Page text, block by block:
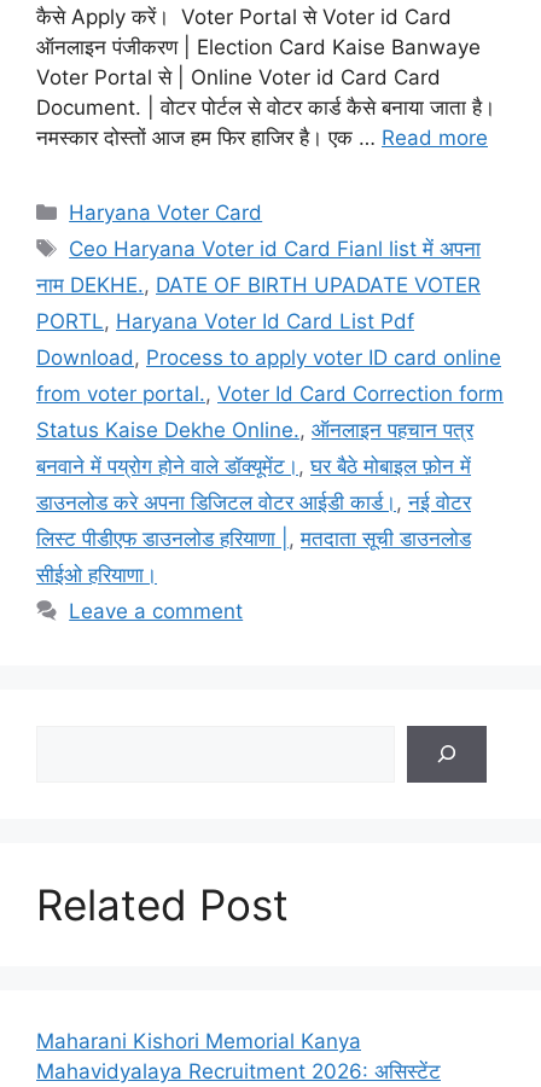
कैसे Apply करें। Voter Portal से Voter id Card
ऑनलाइन पंजीकरण | Election Card Kaise Banwaye
Voter Portal से | Online Voter id Card Card
Document. | वोटर पोर्टल से वोटर कार्ड कैसे बनाया जाता है।
नमस्कार दोस्तों आज हम फिर हाजिर है। एक … Read more
Categories
Haryana Voter Card
Tags
Ceo Haryana Voter id Card Fianl list में अपना
नाम DEKHE., DATE OF BIRTH UPADATE VOTER
PORTL, Haryana Voter Id Card List Pdf
Download , Process to apply voter ID card online
from voter portal., Voter Id Card Correction form
Status Kaise Dekhe Online., ऑनलाइन पहचान पत्र
बनवाने में पय्रोग होने वाले डॉक्यूमेंट। ,घर बैठे मोबाइल फ़ोन में
डाउनलोड करे अपना डिजिटल वोटर आईडी कार्ड। ,नई वोटर
लिस्ट पीडीएफ डाउनलोड हरियाणा | ,मतदाता सूची डाउनलोड
सीईओ हरियाणा।
Leave a comment
Related Post
Maharani Kishori Memorial Kanya
Mahavidyalaya Recruitment 2026: असिस्टेंट